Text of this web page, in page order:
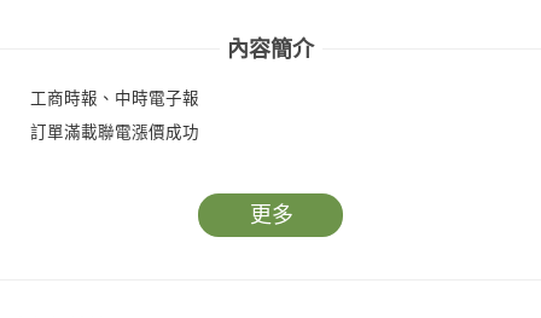
內容簡介
工商時報、中時電子報
訂單滿載聯電漲價成功
更多